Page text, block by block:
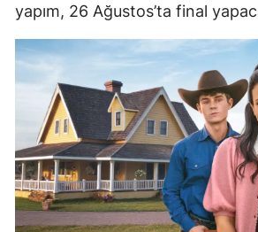
yapım, 26 Ağustos’ta final